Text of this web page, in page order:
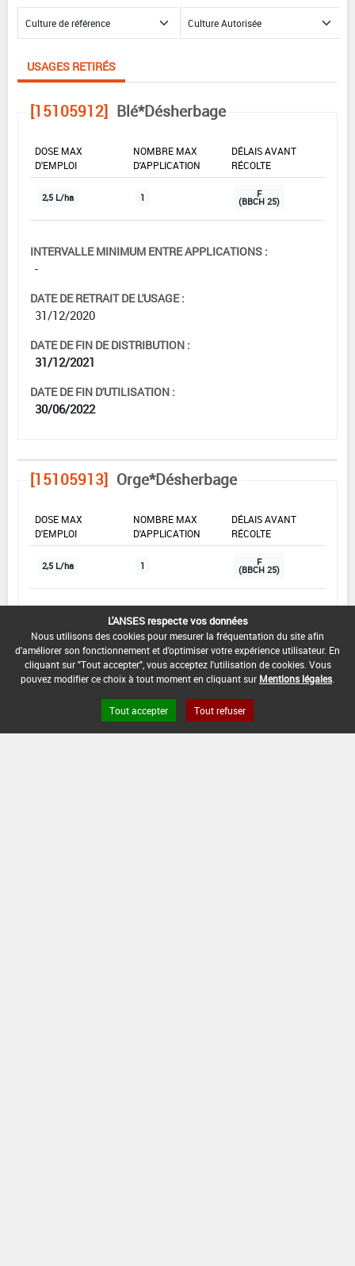
USAGES RETIRÉS
[15105912] Blé*Désherbage
DOSE MAX
D'EMPLOI
NOMBRE MAX
D'APPLICATION
DÉLAIS AVANT
RÉCOLTE
2,5 L/ha 1 F
(BBCH 25)
INTERVALLE MINIMUM ENTRE APPLICATIONS :
-
DATE DE RETRAIT DE L'USAGE :
31/12/2020
DATE DE FIN DE DISTRIBUTION :
31/12/2021
DATE DE FIN D'UTILISATION :
30/06/2022
[15105913] Orge*Désherbage
DOSE MAX
D'EMPLOI
NOMBRE MAX
D'APPLICATION
DÉLAIS AVANT
RÉCOLTE
2,5 L/ha 1 F
(BBCH 25)
INTERVALLE MINIMUM ENTRE APPLICATIONS :
-
DATE DE RETRAIT DE L'USAGE :
31/12/2020
DATE DE FIN DE DISTRIBUTION :
31/12/2021
L'ANSES respecte vos données
Nous utilisons des cookies pour mesurer la fréquentation du site afin
d'améliorer son fonctionnement et d'optimiser votre expérience utilisateur. En
cliquant sur "Tout accepter", vous acceptez l'utilisation de cookies. Vous
pouvez modifier ce choix à tout moment en cliquant sur Mentions légales
Tout accepter Tout refuser